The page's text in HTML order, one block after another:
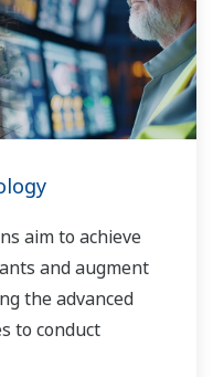
aim to achieve
and augment
the advanced
to conduct